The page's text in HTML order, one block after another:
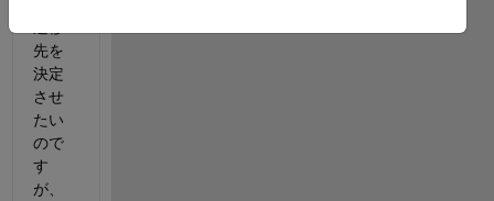
先を
決定
させ
たい
ので
す
が、